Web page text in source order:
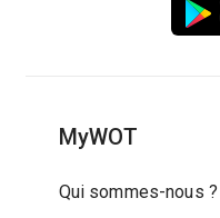
MyWOT
Qui sommes-nous ?